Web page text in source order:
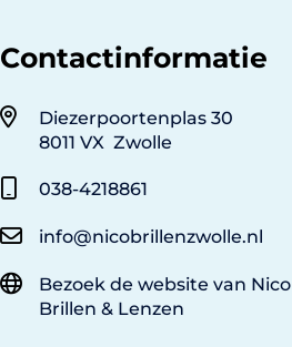
Contactinformatie
Diezerpoortenplas 30
8011 VX Zwolle
038-4218861
info@nicobrillenzwolle.nl
Bezoek de website van Nico
Brillen & Lenzen